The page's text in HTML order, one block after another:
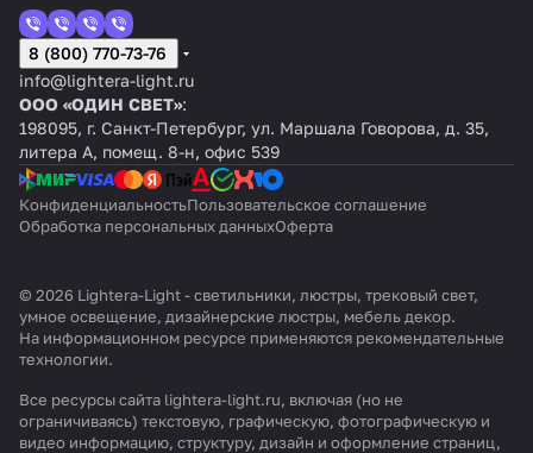
8 (800) 770-73-76
info@lightera-light.ru
ООО «ОДИН СВЕТ»:
198095, г. Санкт-Петербург, ул. Маршала Говорова, д. 35,
литера А, помещ. 8-н, офис 539
КонфиденциальностьПользовательское соглашение
Обработка персональных данныхОферта
© 2026 Lightera-Light - светильники, люстры, трековый свет,
умное освещение, дизайнерские люстры, мебель декор.
На информационном ресурсе применяются рекомендательные
технологии.
Все ресурсы сайта lightera-light.ru, включая (но не
ограничиваясь) текстовую, графическую, фотографическую и
видео информацию, структуру, дизайн и оформление страниц,